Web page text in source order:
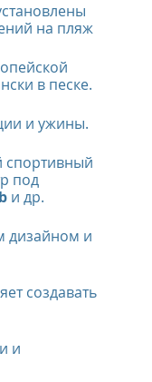
на пляж
в песке.
и ужины.
спортивный
под
и др.
дизайном и
создавать
и